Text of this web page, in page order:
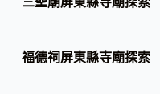
福德祠屏東縣寺廟探索